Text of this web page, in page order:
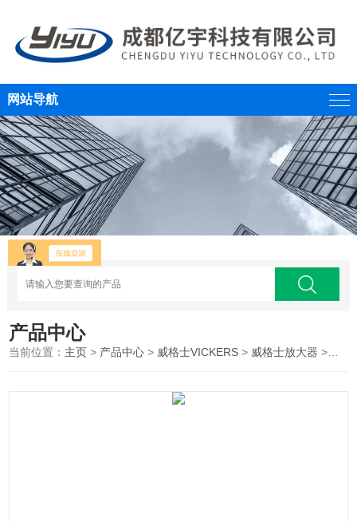
网站导航
产品中心
当前位置： 主页 > 产品中心 > 威格士VICKERS > 威格士放大器 >丹佛斯VICKERS威格士电子放大板